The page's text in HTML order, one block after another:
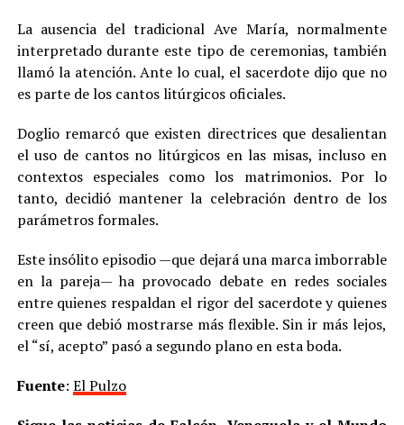
La ausencia del tradicional Ave María, normalmente
interpretado durante este tipo de ceremonias, también
llamó la atención. Ante lo cual, el sacerdote dijo que no
es parte de los cantos litúrgicos oficiales.
Doglio remarcó que existen directrices que desalientan
el uso de cantos no litúrgicos en las misas, incluso en
contextos especiales como los matrimonios. Por lo
tanto, decidió mantener la celebración dentro de los
parámetros formales.
Este insólito episodio —que dejará una marca imborrable
en la pareja— ha provocado debate en redes sociales
entre quienes respaldan el rigor del sacerdote y quienes
creen que debió mostrarse más flexible. Sin ir más lejos,
el “sí, acepto” pasó a segundo plano en esta boda.
Fuente: El Pulzo